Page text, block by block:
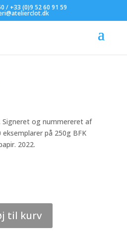
/ +33 (0)9 52 60 91 59
– Digital
og nummereret af
på 250g BFK
2022.
til kurv